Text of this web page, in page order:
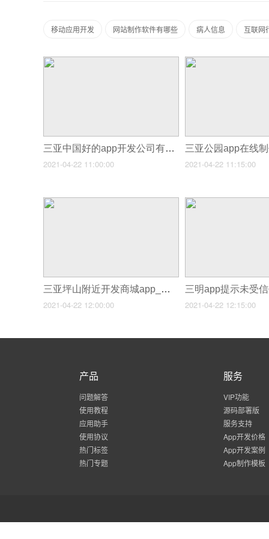
移动应用开发 网站制作软件有哪些 病人信息 互联网
三亚中国好的app开发公司有哪些_三亚短期租赁APP开发Airbnb到中国的机遇和挑战
2021-04-22 11:00:00 2021-04-22 11:15:00
三亚坪山附近开发商城app_三亚商城APP软件有哪些开发方案
2021-04-22 12:00:00 2021-04-22 12:15:00
产品
问题解答
使用教程
应用助手
使用协议
热门标签
热门专题
服务
VIP功能
源码部署版
服务支持
App开发价格
App开发案例
App制作模板